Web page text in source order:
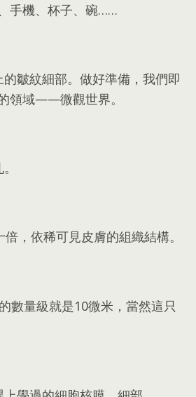
手機、 杯子、 碗……
皺紋細部。 做好準備 ， 我們即
領域——微觀世界。
。
倍 ， 依稀可見皮膚的組織結構。
數量級就是10微米 ， 當然這只